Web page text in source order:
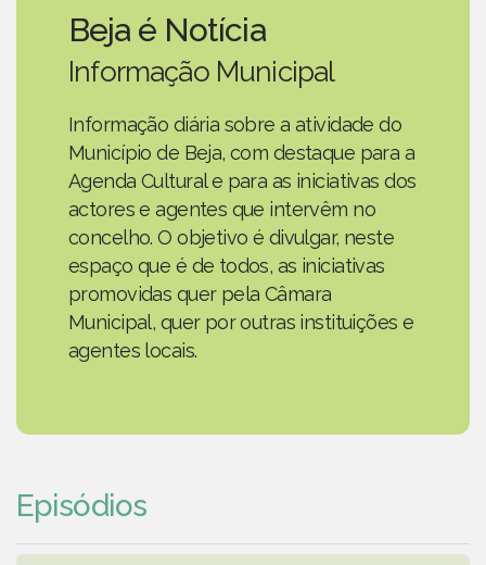
Beja é Notícia
Informação Municipal
Informação diária sobre a atividade do
Município de Beja, com destaque para a
Agenda Cultural e para as iniciativas dos
actores e agentes que intervêm no
concelho. O objetivo é divulgar, neste
espaço que é de todos, as iniciativas
promovidas quer pela Câmara
Municipal, quer por outras instituições e
agentes locais.
Episódios